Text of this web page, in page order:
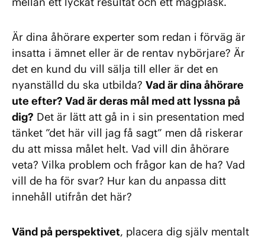
Är dina åhörare experter som redan i förväg är
insatta i ämnet eller är de rentav nybörjare? Är
det en kund du vill sälja till eller är det en
nyanställd du ska utbilda? Vad är dina åhörare
ute efter? Vad är deras mål med att lyssna på
dig? Det är lätt att gå in i sin presentation med
tänket ”det här vill jag få sagt” men då riskerar
du att missa målet helt. Vad vill din åhörare
veta? Vilka problem och frågor kan de ha? Vad
vill de ha för svar? Hur kan du anpassa ditt
innehåll utifrån det här?
Vänd på perspektivet, placera dig själv mentalt